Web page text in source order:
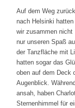
Auf dem Weg zurück
nach Helsinki hatten
wir zusammen nicht
nur unseren Spaß
der Tanzfläche mit
hatten sogar das
oben auf dem Deck
Augenblick.
ansah, haben
Sternenhimmel für